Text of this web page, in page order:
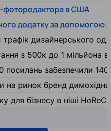
фоторедактора в США
додатку за допомогою
дизайнерського
з 500к до 1 мільйона
забезпечили
на ринок бренд
для бізнесу в ніші HoReCa